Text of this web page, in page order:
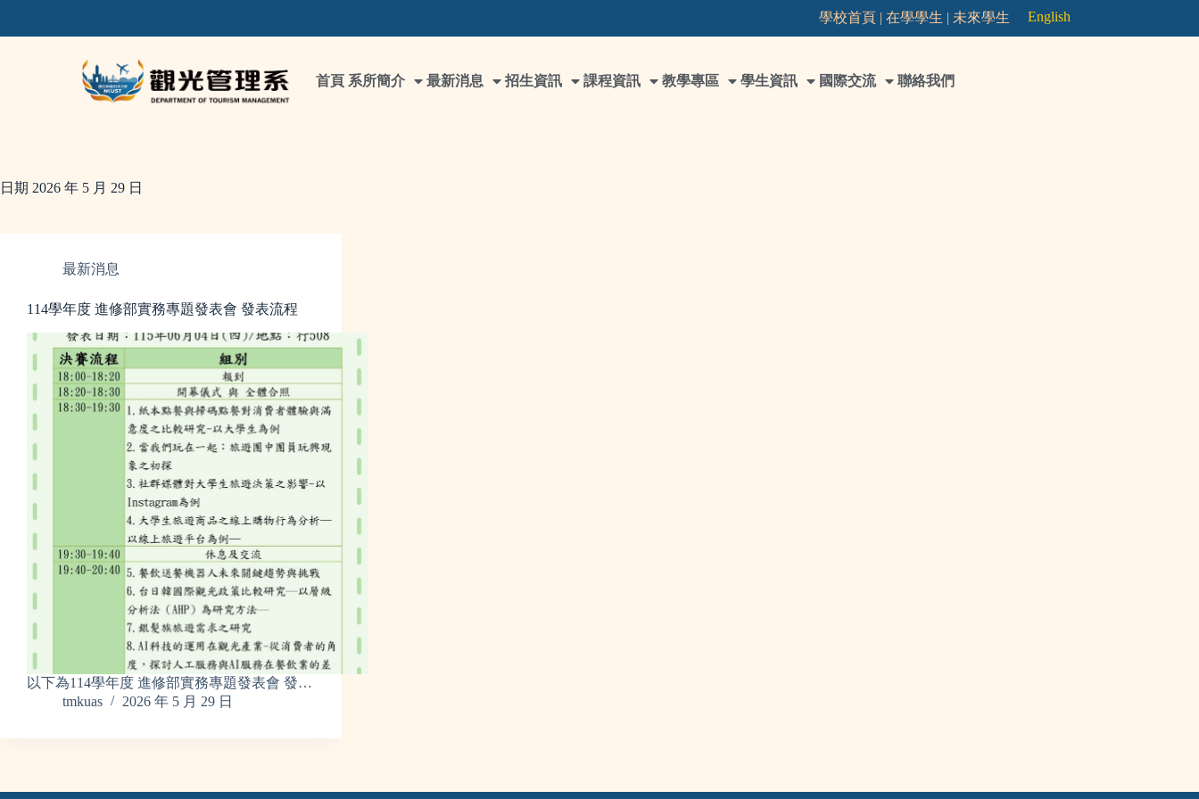
學校首頁 |在學學生 | 未來學生 English
首頁 系所簡介 最新消息 招生資訊 課程資訊 教學專區 學生資訊 國際交流 聯絡我們
日期 2026 年 5 月 29 日
最新消息
114學年度 進修部實務專題發表會 發表流程
以下為114學年度 進修部實務專題發表會 發…
tmkuas
2026 年 5 月 29 日